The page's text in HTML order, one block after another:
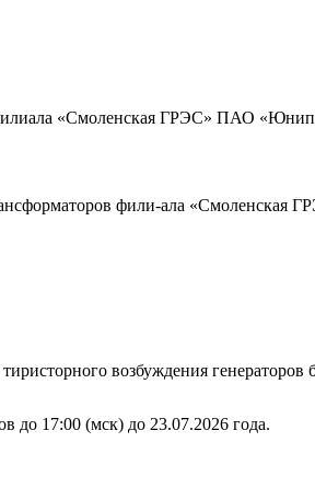
«Смоленская ГРЭС» ПАО
фили-ала
возбуждения
до 17:00 (мск) до 23.07.2026 года.